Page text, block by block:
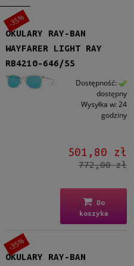
OKULARY RAY-BAN
WAYFARER LIGHT RAY
RB4210-646/55
Dostępność:
dostępny
Wysyłka w: 24
godziny
501,80 zł
772,00 zł
Do
koszyka
-35%
OKULARY RAY-BAN
-35%